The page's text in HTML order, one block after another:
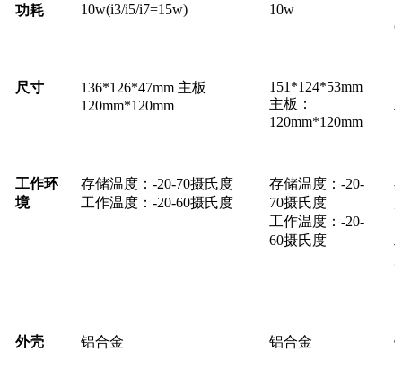
功耗 10w(i3/i5/i7=15w) 10w
尺寸
136*126*47mm 主板
120mm*120mm
151*124*53mm
主板：
120mm*120mm
工作环
境
存储温度：-20-70摄氏度
工作温度：-20-60摄氏度
存储温度：-20-
70摄氏度
工作温度：-20-
60摄氏度
外壳 铝合金 铝合金